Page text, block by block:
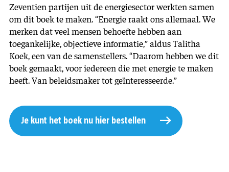
Zeventien partijen uit de energiesector werkten samen
om dit boek te maken. “Energie raakt ons allemaal. We
merken dat veel mensen behoefte hebben aan
toegankelijke, objectieve informatie,” aldus Talitha
Koek, een van de samenstellers. “Daarom hebben we dit
boek gemaakt, voor iedereen die met energie te maken
heeft. Van beleidsmaker tot geïnteresseerde.”
Je kunt het boek nu hier bestellen